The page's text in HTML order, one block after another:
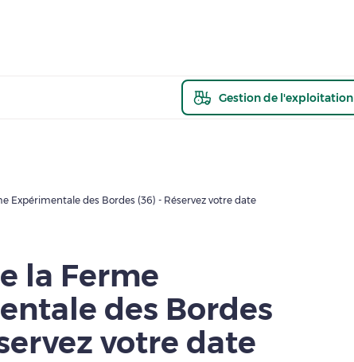
Gestion de l'exploitation
Expérimentale des Bordes (36) - Réservez votre date
la Ferme
des Bordes
votre date